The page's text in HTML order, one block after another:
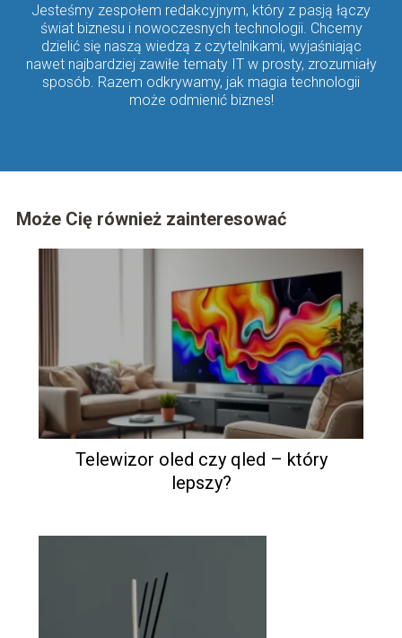
Jesteśmy zespołem redakcyjnym, który z pasją łączy
świat biznesu i nowoczesnych technologii. Chcemy
dzielić się naszą wiedzą z czytelnikami, wyjaśniając
nawet najbardziej zawiłe tematy IT w prosty, zrozumiały
sposób. Razem odkrywamy, jak magia technologii
może odmienić biznes!
Może Cię również zainteresować
Telewizor oled czy qled – który
lepszy?